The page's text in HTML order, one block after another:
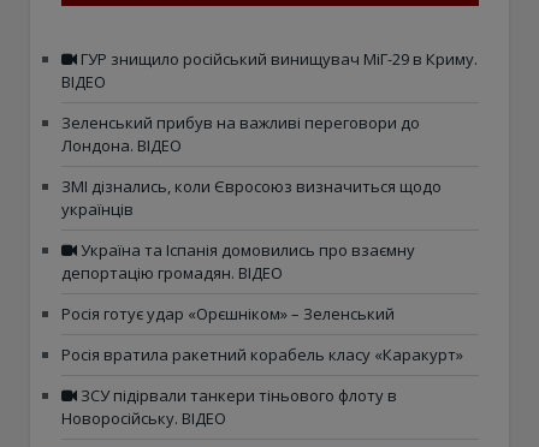
ГУР знищило російський винищувач МіГ-29 в Криму.
ВІДЕО
Зеленський прибув на важливі переговори до
Лондона. ВІДЕО
ЗМІ дізнались, коли Євросоюз визначиться щодо
українців
Україна та Іспанія домовились про взаємну
депортацію громадян. ВІДЕО
Росія готує удар «Орєшніком» – Зеленський
Росія вратила ракетний корабель класу «Каракурт»
ЗСУ підірвали танкери тіньового флоту в
Новоросійську. ВІДЕО